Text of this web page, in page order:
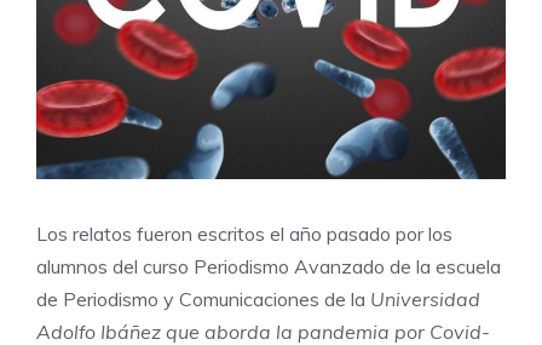
Los relatos fueron escritos el año pasado por los
alumnos del curso Periodismo Avanzado de la escuela
de Periodismo y Comunicaciones de la Universidad
Adolfo Ibáñez que aborda la pandemia por Covid-